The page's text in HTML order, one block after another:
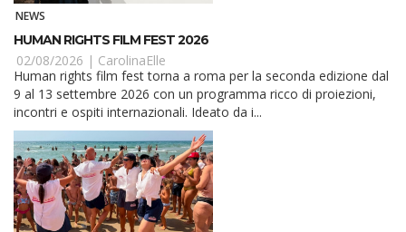
NEWS
HUMAN RIGHTS FILM FEST 2026
02/08/2026 | CarolinaElle
Human rights film fest torna a roma per la seconda edizione dal
9 al 13 settembre 2026 con un programma ricco di proiezioni,
incontri e ospiti internazionali. Ideato da i...